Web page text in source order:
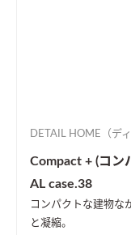
DETAIL HOME（デ
Compact + (コン
AL case.38
コンパクトな建物な
と凝縮。